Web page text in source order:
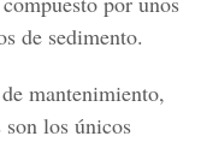
de sedimento.
mantenimiento,
los únicos